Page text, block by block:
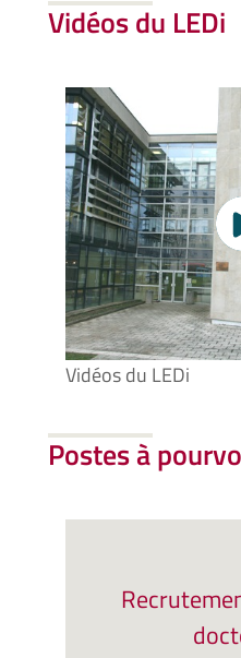
Vidéos du LEDi
Vidéos du LEDi
Postes à